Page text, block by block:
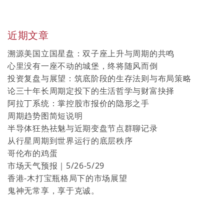
近期文章
溯源美国立国星盘：双子座上升与周期的共鸣
心里没有一座不动的城堡，终将随风而倒
投资复盘与展望：筑底阶段的生存法则与布局策略
论三十年长周期定投下的生活哲学与财富抉择
阿拉丁系统：掌控股市报价的隐形之手
周期趋势图简短说明
半导体狂热祛魅与近期变盘节点群聊记录
从行星周期到世界运行的底层秩序
哥伦布的鸡蛋
市场天气预报｜5/26-5/29
香港-木打宝瓶格局下的市场展望
鬼神无常享，享于克诚。